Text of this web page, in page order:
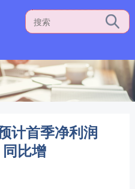
计首季净利润
比增